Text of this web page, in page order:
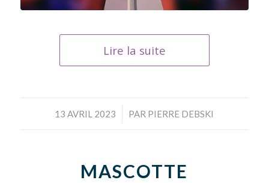
Lire la suite
13 AVRIL 2023
/ PAR PIERRE DEBSKI
MASCOTTE